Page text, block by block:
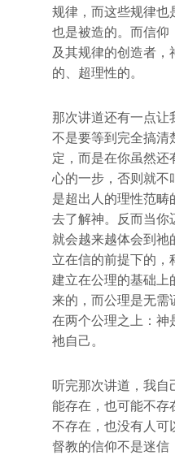
规律，而这些规律也
也是被造的。而信仰
及其规律的创造者，
的、超理性的。
那次讲道还有一点让
不是要等到完全搞清
定，而是在你虽然还
心的一步，否则就不
是超出人的理性范畴
去了解神。反而当你
就会越来越体会到祂
立在信的前提下的，
建立在公理的基础上
来的，而公理是无需
在两个公理之上：神
祂自己。
听完那次讲道，我自
能存在，也可能不存
不存在，也没有人可
督教的信仰不是迷信